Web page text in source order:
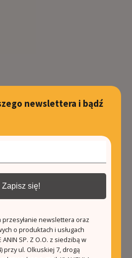
newslettera i bądź
Zapisz się!
przesyłanie newslettera oraz
o produktach i usługach
ANIN SP. Z O.O. z siedzibą w
przy ul. Olkuskiej 7, drogą